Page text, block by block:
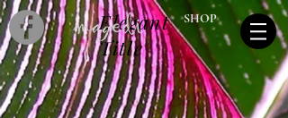
SHOP
Elegant
Title